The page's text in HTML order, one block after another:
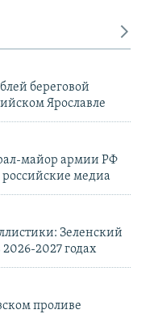
береговой
Ярославле
майор армии РФ
российские медиа
Зеленский
2027 годах
проливе